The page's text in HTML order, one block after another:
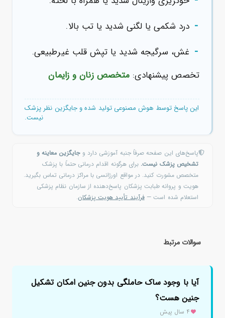
- درد شکمی یا لگنی شدید یا تب بالا.
- غش، سرگیجه شدید یا تپش قلب غیرطبیعی.
تخصص پیشنهادی: متخصص زنان و زایمان
این پاسخ توسط هوش مصنوعی تولید شده و جایگزین نظر پزشک
نیست.
پاسخ‌های این صفحه صرفاً جنبه آموزشی دارد وجایگزین معاینه و
تشخیص پزشک نیست. برای هرگونه اقدام درمانی حتماً با پزشک
متخصص مشورت کنید. در مواقع اورژانسی با مراکز درمانی تماس بگیرید.
هویت و پروانه طبابت پزشکان پاسخ‌دهنده از سازمان نظام پزشکی
استعلام شده است —فرآیند تأیید هویت پزشکان.
سوالات مرتبط
آیا با وجود ساک حاملگی بدون جنین امکان تشکیل
جنین هست؟
۴ سال پیش